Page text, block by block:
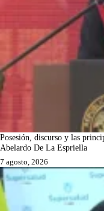
Posesión, discurso y las
Abelardo De La Espriella
7 agosto, 2026